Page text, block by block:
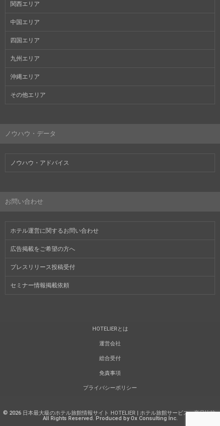
関西エリア
中国エリア
四国エリア
九州エリア
沖縄エリア
その他エリア
ノウハウ・データ
ノウハウ・アドバイス
お問い合わせ
ホテル運営に関するお問い合わせ
広告掲載をご希望の方へ
プレスリリース投稿受付
セミナー情報掲載依頼
HOTELIERとは
運営会社
総合受付
免責事項
プライバシーポリシー
© 2026 日本最大級のホテル旅館情報サイト HOTELIER | ホテル旅館サービス・商品比較.
All Rights Reserved. Produced by Ox Consulting Inc.